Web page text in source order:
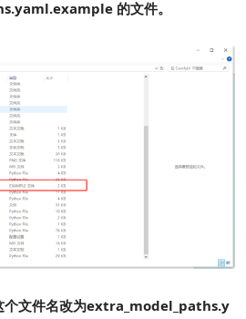
的文件。
文件名改为extra_model_paths.y